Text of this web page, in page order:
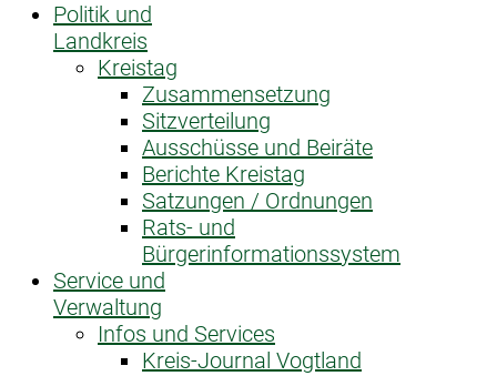
Politik und
Landkreis
Kreistag
Zusammensetzung
Sitzverteilung
Ausschüsse und Beiräte
Berichte Kreistag
Satzungen / Ordnungen
Rats- und
Bürgerinformationssystem
Service und
Verwaltung
Infos und Services
Kreis-Journal Vogtland